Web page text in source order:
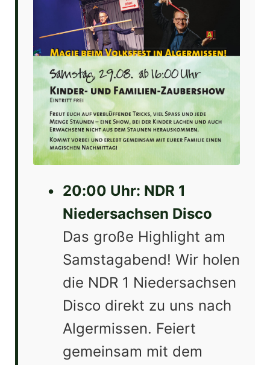
• 20:00 Uhr: NDR 1
Niedersachsen Disco
Das große Highlight am
Samstagabend! Wir holen
die NDR 1 Niedersachsen
Disco direkt zu uns nach
Algermissen. Feiert
gemeinsam mit dem